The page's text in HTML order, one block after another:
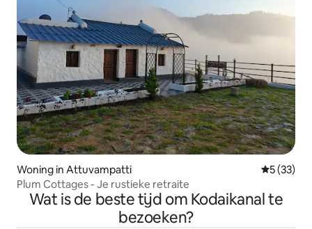
Woning in Attuvampatti
5 (33)
Plum Cottages - Je rustieke retraite
Wat is de beste tijd om Kodaikanal te
bezoeken?